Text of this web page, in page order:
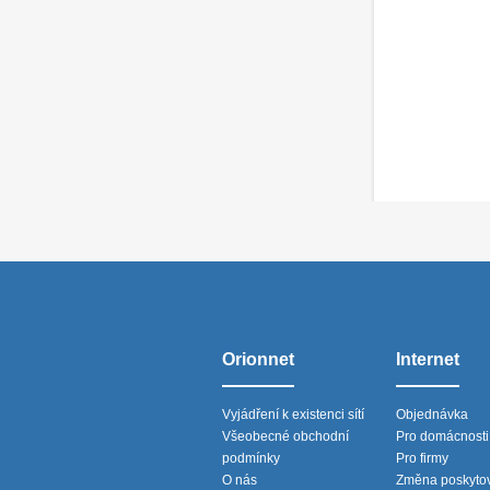
Orionnet
Vyjádření k existenci sítí
Všeobecné obchodní
podmínky
O nás
Internet
Objednávka
Pro domácnosti
Pro firmy
Změna